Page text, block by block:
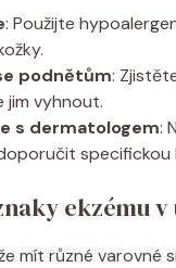
: Použijte
podnětům:‍
jim vyhnout.
s dermatologem:
specifickou
ekzému ⁣v
mít různé varovné‌